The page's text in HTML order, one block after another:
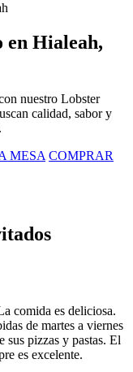
Hialeah,
nuestro Lobster
calidad, sabor y
MESA COMPRAR
comida es deliciosa.
de martes a viernes
sus pizzas y pastas. El
es excelente.